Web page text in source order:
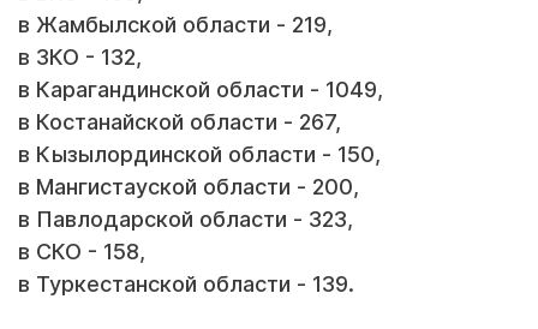
в Жамбылской области - 219,
в ЗКО - 132,
в Карагандинской области - 1049,
в Костанайской области - 267,
в Кызылординской области - 150,
в Мангистауской области - 200,
в Павлодарской области - 323,
в СКО - 158,
в Туркестанской области - 139.